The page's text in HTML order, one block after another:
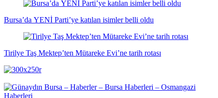
Bursa’da YENİ Parti’ye katılan isimler belli oldu
Tirilye Taş Mektep’ten Mütareke Evi’ne tarih rotası